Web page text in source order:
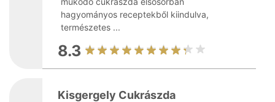
hagyományos receptekből kiindulva,
természetes ...
8.3
Kisgergely Cukrászda